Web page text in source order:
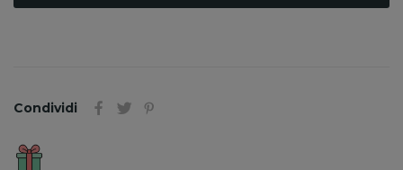
Condividi